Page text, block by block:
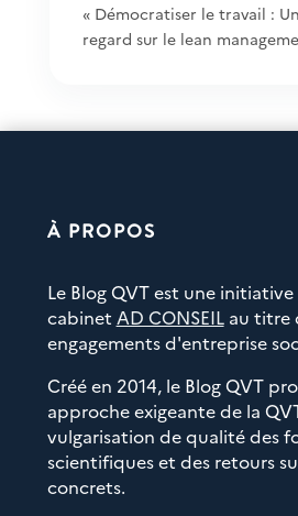
« Démocratiser le travail :
regard sur le lean
À PROPOS
Le Blog QVT est une
cabinet AD CONSEILau titre
engagements d'entreprise
Créé en 2014, le Blog QVT
approche exigeante de la
vulgarisation de qualité des
scientifiques et des retours
concrets.